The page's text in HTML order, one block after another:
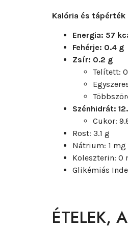
Kalória és
Energia: 57
Fehérje: 0.4 g
Zsír: 0.2 g
Telített:
Szénhidrát:
Cukor:
Rost: 3.1 g
Nátrium: 1 mg
Koleszterin: 0
Glikémiás
ÉTELEK,